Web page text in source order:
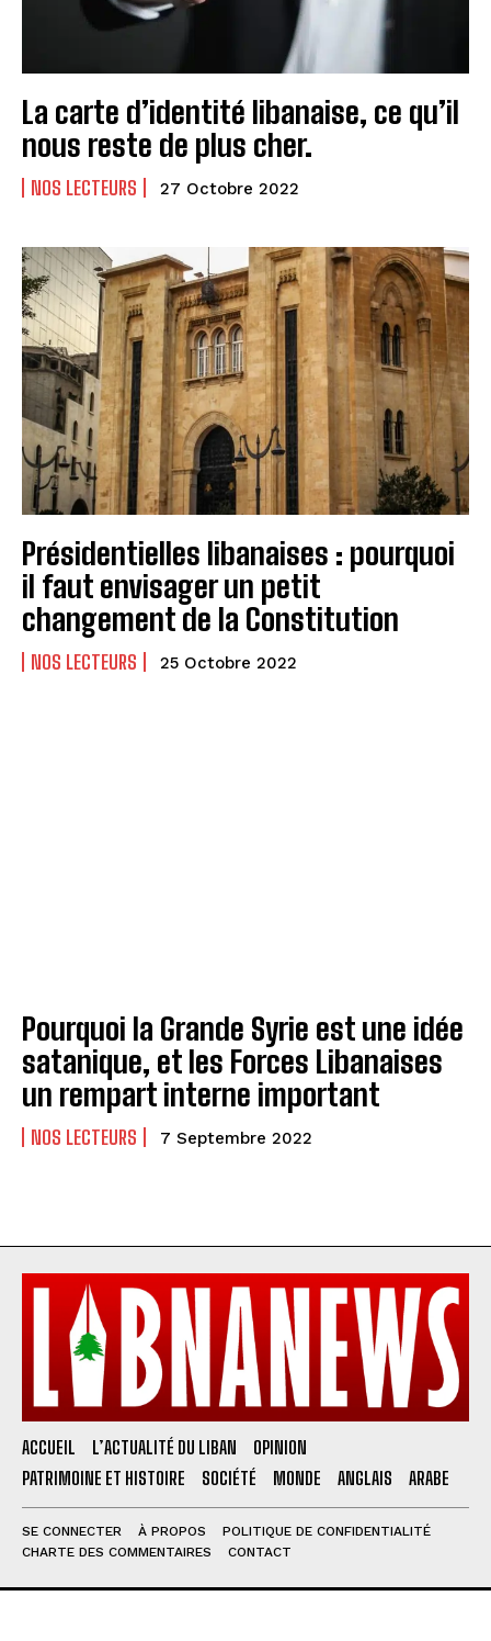
La carte d’identité libanaise, ce qu’il
nous reste de plus cher.
NOS LECTEURS 27 Octobre 2022
Présidentielles libanaises : pourquoi
il faut envisager un petit
changement de la Constitution
NOS LECTEURS 25 Octobre 2022
Pourquoi la Grande Syrie est une idée
satanique, et les Forces Libanaises
un rempart interne important
NOS LECTEURS 7 Septembre 2022
ACCUEIL L’ACTUALITÉ DU LIBAN
OPINION
PATRIMOINE ET HISTOIRE
SOCIÉTÉ MONDE ANGLAIS ARABE
SE CONNECTER À PROPOS
POLITIQUE DE CONFIDENTIALITÉ
CHARTE DES COMMENTAIRES
CONTACT